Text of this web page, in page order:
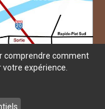
comprendre comment
expérience.